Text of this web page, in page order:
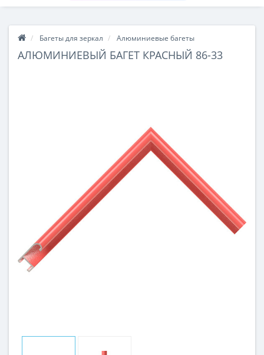
Багеты для зеркал Алюминиевые багеты
АЛЮМИНИЕВЫЙ БАГЕТ КРАСНЫЙ 86-33